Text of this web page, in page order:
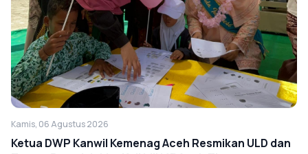
Kamis, 06 Agustus 2026
Ketua DWP Kanwil Kemenag Aceh Resmikan ULD dan